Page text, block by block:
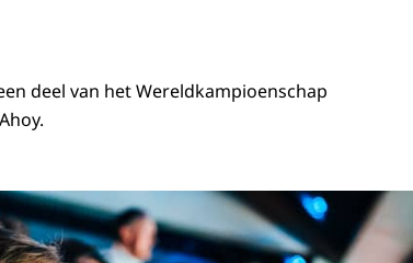
deel van het Wereldkampioenschap